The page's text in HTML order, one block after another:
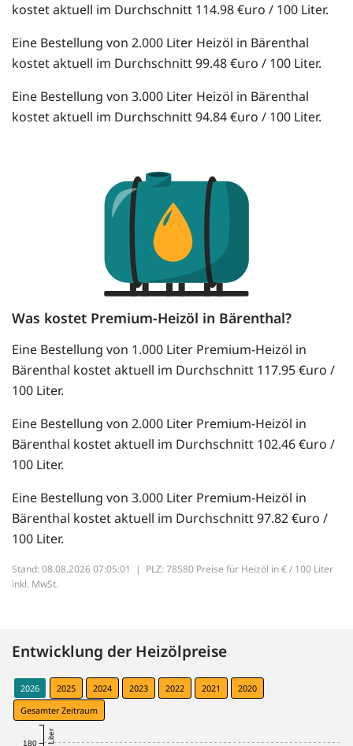
kostet aktuell im Durchschnitt 114.98 €uro / 100 Liter.
Eine Bestellung von 2.000 Liter Heizöl in Bärenthal
kostet aktuell im Durchschnitt 99.48 €uro / 100 Liter.
Eine Bestellung von 3.000 Liter Heizöl in Bärenthal
kostet aktuell im Durchschnitt 94.84 €uro / 100 Liter.
Was kostet Premium-Heizöl in Bärenthal?
Eine Bestellung von 1.000 Liter Premium-Heizöl in
Bärenthal kostet aktuell im Durchschnitt 117.95 €uro /
100 Liter.
Eine Bestellung von 2.000 Liter Premium-Heizöl in
Bärenthal kostet aktuell im Durchschnitt 102.46 €uro /
100 Liter.
Eine Bestellung von 3.000 Liter Premium-Heizöl in
Bärenthal kostet aktuell im Durchschnitt 97.82 €uro /
100 Liter.
Stand: 08.08.2026 07:05:01 | PLZ: 78580 Preise für Heizöl in € / 100 Liter
inkl. MwSt.
Entwicklung der Heizölpreise
2026 2025 2024 2023 2022 2021
2020
Gesamter Zeitraum
180